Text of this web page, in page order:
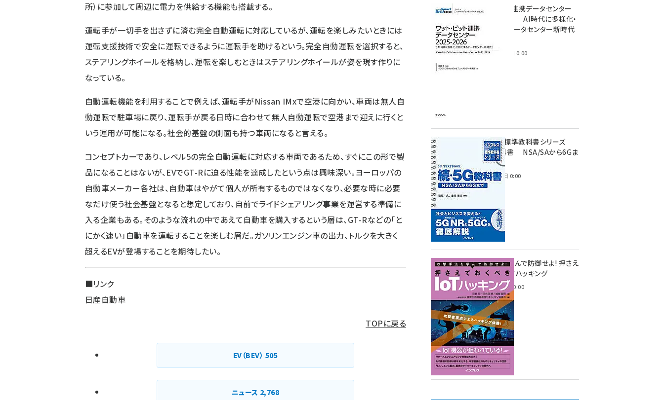
所）に参加して周辺に電力を供給する機能も搭載する。
運転手が一切手を出さずに済む完全自動運転に対応しているが、運転を楽しみたいときには
運転支援技術で安全に運転できるように運転手を助けるという。完全自動運転を選択すると、
ステアリングホイールを格納し、運転を楽しむときはステアリングホイールが姿を現す作りに
なっている。
自動運転機能を利用することで例えば、運転手がNissan IMxで空港に向かい、車両は無人自
動運転で駐車場に戻り、運転手が戻る日時に合わせて無人自動運転で空港まで迎えに行くと
いう運用が可能になる。社会的基盤の側面も持つ車両になると言える。
コンセプトカーであり、レベル5の完全自動運転に対応する車両であるため、すぐにこの形で製
品になることはないが、EVでGT-Rに迫る性能を達成したという点は興味深い。ヨーロッパの
自動車メーカー各社は、自動車はやがて個人が所有するものではなくなり、必要な時に必要
なだけ使う社会基盤となると想定しており、自前でライドシェアリング事業を運営する準備に
入る企業もある。そのような流れの中であえて自動車を購入するという層は、GT-Rなどの「と
にかく速い」自動車を運転することを楽しむ層だ。ガソリンエンジン車の出力、トルクを大きく
超えるEVが登場することを期待したい。
■リンク
日産自動車
TOPに戻る
EV（BEV） 505
ニュース 2,768
ワット・ビット連携データセンター
2025-2026 ―AI時代に多様化・
分散化するデータセンター新時代
2025年11月28日 0:00
インプレス標準教科書シリーズ
続・5G教科書 NSA/SAから6Gま
2023年4月3日 0:00
攻撃手法を学んで防御せよ! 押さえ
ておくべきIoTハッキング
2022年6月14日 0:00